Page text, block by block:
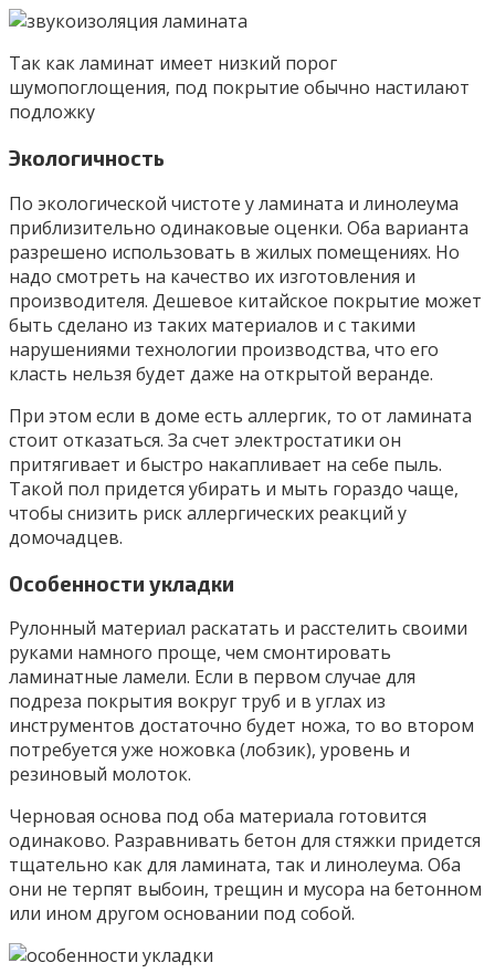
Так как ламинат имеет низкий порог
шумопоглощения, под покрытие обычно настилают
подложку
Экологичность
По экологической чистоте у ламината и линолеума
приблизительно одинаковые оценки. Оба варианта
разрешено использовать в жилых помещениях. Но
надо смотреть на качество их изготовления и
производителя. Дешевое китайское покрытие может
быть сделано из таких материалов и с такими
нарушениями технологии производства, что его
класть нельзя будет даже на открытой веранде.
При этом если в доме есть аллергик, то от ламината
стоит отказаться. За счет электростатики он
притягивает и быстро накапливает на себе пыль.
Такой пол придется убирать и мыть гораздо чаще,
чтобы снизить риск аллергических реакций у
домочадцев.
Особенности укладки
Рулонный материал раскатать и расстелить своими
руками намного проще, чем смонтировать
ламинатные ламели. Если в первом случае для
подреза покрытия вокруг труб и в углах из
инструментов достаточно будет ножа, то во втором
потребуется уже ножовка (лобзик), уровень и
резиновый молоток.
Черновая основа под оба материала готовится
одинаково. Разравнивать бетон для стяжки придется
тщательно как для ламината, так и линолеума. Оба
они не терпят выбоин, трещин и мусора на бетонном
или ином другом основании под собой.